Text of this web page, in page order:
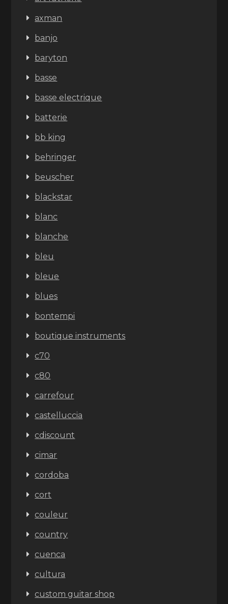
axman
banjo
baryton
basse
basse electrique
batterie
bb king
behringer
beuscher
blackstar
blanc
blanche
bleu
bleue
blues
bontempi
boutique instruments
c70
c80
carrefour
castelluccia
cdiscount
cimar
cordoba
cort
couleur
country
cuenca
cultura
custom guitar shop